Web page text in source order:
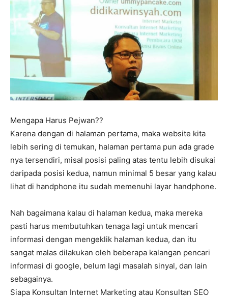
Mengapa Harus Pejwan??
Karena dengan di halaman pertama, maka website kita
lebih sering di temukan, halaman pertama pun ada grade
nya tersendiri, misal posisi paling atas tentu lebih disukai
daripada posisi kedua, namun minimal 5 besar yang kalau
lihat di handphone itu sudah memenuhi layar handphone.
Nah bagaimana kalau di halaman kedua, maka mereka
pasti harus membutuhkan tenaga lagi untuk mencari
informasi dengan mengeklik halaman kedua, dan itu
sangat malas dilakukan oleh beberapa kalangan pencari
informasi di google, belum lagi masalah sinyal, dan lain
sebagainya.
Siapa Konsultan Internet Marketing atau Konsultan SEO